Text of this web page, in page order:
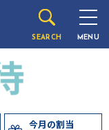
SEARCH MENU
今月の割当